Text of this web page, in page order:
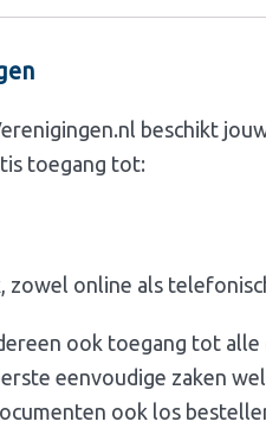
beschikt
toegang tot:
zowel online als
ook toegang tot
eenvoudige zaken
ook los